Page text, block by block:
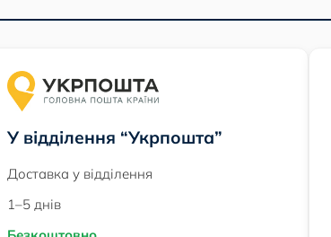
У відділення “Укрпошта”
Доставка у відділення
1–5 днів